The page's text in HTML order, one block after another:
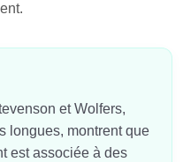
et Wolfers,
longues, montrent que
est associée à des